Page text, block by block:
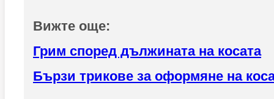
Вижте още:
Грим според дължината на косата
Бързи трикове за оформяне на